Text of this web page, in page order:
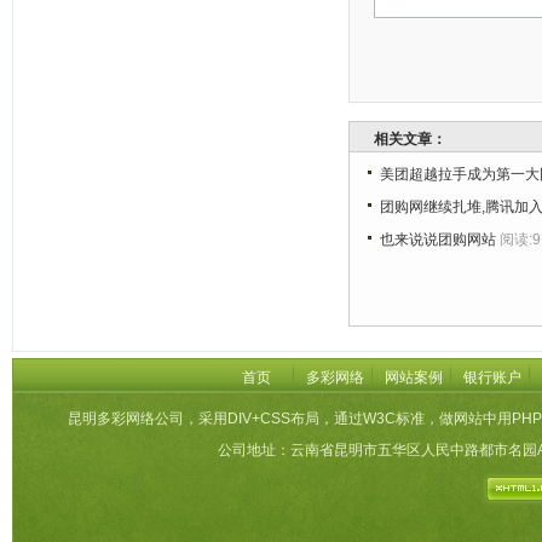
相关文章：
美团超越拉手成为第一
团购网继续扎堆,腾讯加
也来说说团购网站 阅读
首页 多彩网络 网站案例 银行账户
昆明多彩网络公司，采用DIV+CSS布局，通过W3C标准，做网站中用
公司地址：云南省昆明市五华区人民中路都市名